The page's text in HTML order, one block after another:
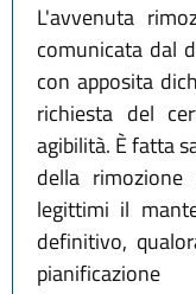
L'avvenuta
comunicata dal
con apposita
richiesta del
agibilità. È fatta
della
legittimi il
definitivo,